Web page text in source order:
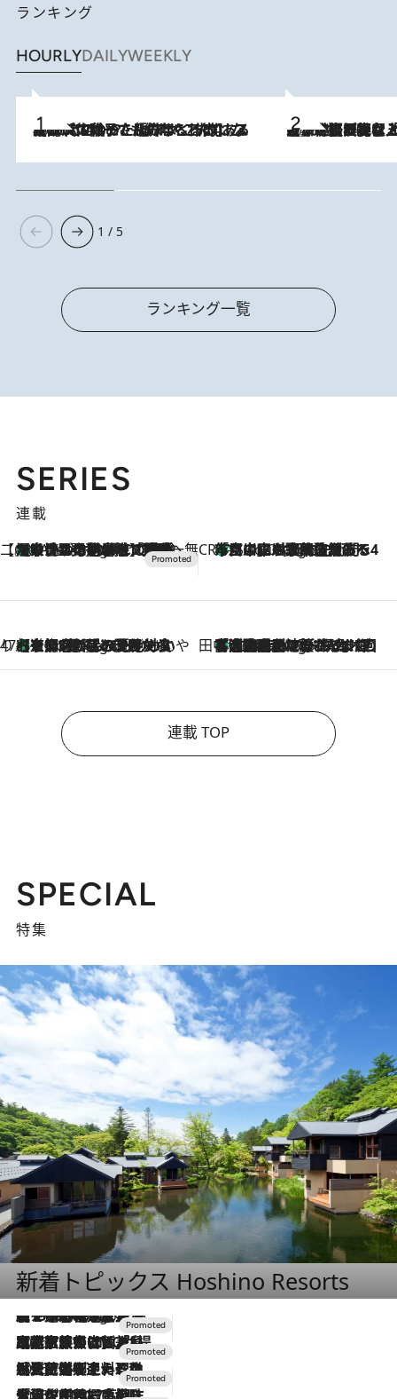
ランキング
HOURLYDAILYWEEKLY
2026.8.5
【阿川佐和子さんの年とる力】なぜ70代で始めた趣味は“こんなに楽しい”のか？ ピアノ、俳句…スランプに陥っても続けられる“ある秘訣”とは 2026.8.5
【なぜ吉沢亮は「気配を消せる」のか？】興行収入208億の『国宝』を経て挑むミュージカル『ディア・エヴァン・ハンセン』。トップ俳優が舞台上でさらけ出した“孤独”とは
1 / 5
ランキング一覧
SERIES
連載
【CREA×星野リゾート】唯一無二。癒しと発見が待つ場所へ
2 Hours Ago
【トンボの足水浴】ヒノキの香りに包まれて涼感マックス！約13℃の湧水かけ流しを避暑地「星野温泉 トンボの湯」で体験 CREA'S CHOICE
4 Hours Ago
「立川にも歌舞伎があるんだよ」 片岡仁左衛門・市川中車ら豪華座組みで4年目の立川立飛歌舞伎へ
47都道府県の手みやげ ひんやりスイーツで夏を満喫
4 Hours Ago
【京都府】この夏絶対食べたい 冷やしておいしいおやつ3選 ひと口目から心を掴む新緑のテリーヌ 田中稲の勝手に再ブーム
9 Hours Ago
「湘南乃風に憧れて」観客大盛上がりの“タオル回し”に、ラッパー顔負けの高速歌唱まで…さだまさし（74）のアグレッシブすぎる現在地
連載 TOP
SPECIAL
特集
新着トピックス Hoshino Resorts
2 Hours Ago
【トンボの足水浴】ヒノキの香りに包まれて涼感マックス！約13℃の湧水かけ流しを避暑地「星野温泉 トンボの湯」で体験
2026.7.31
【ホテル帰省】という選択肢をOMOが提案。家族とほどよい距離を保つには「昼は実家、夜は気兼ねなくホテルで！」
2026.7.24
【夏限定ディナーコース】旬を迎える稚鮎や花ズッキーニなどをイタリア・トスカーナの郷土料理の手法で満喫！
2026.7.17
「土佐和ハーブかき氷」がOMO7高知に登場！生姜、山椒、大葉など目にも舌にも涼を呼ぶ郷土の味